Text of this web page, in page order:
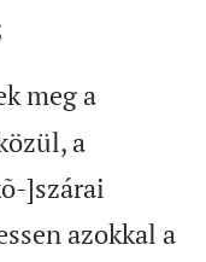
meg a
a
]szárai
azokkal a